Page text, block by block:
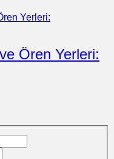
Ören Yerleri: